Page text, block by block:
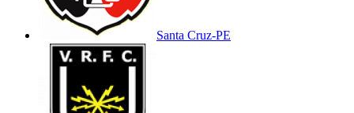
Santa Cruz-PE